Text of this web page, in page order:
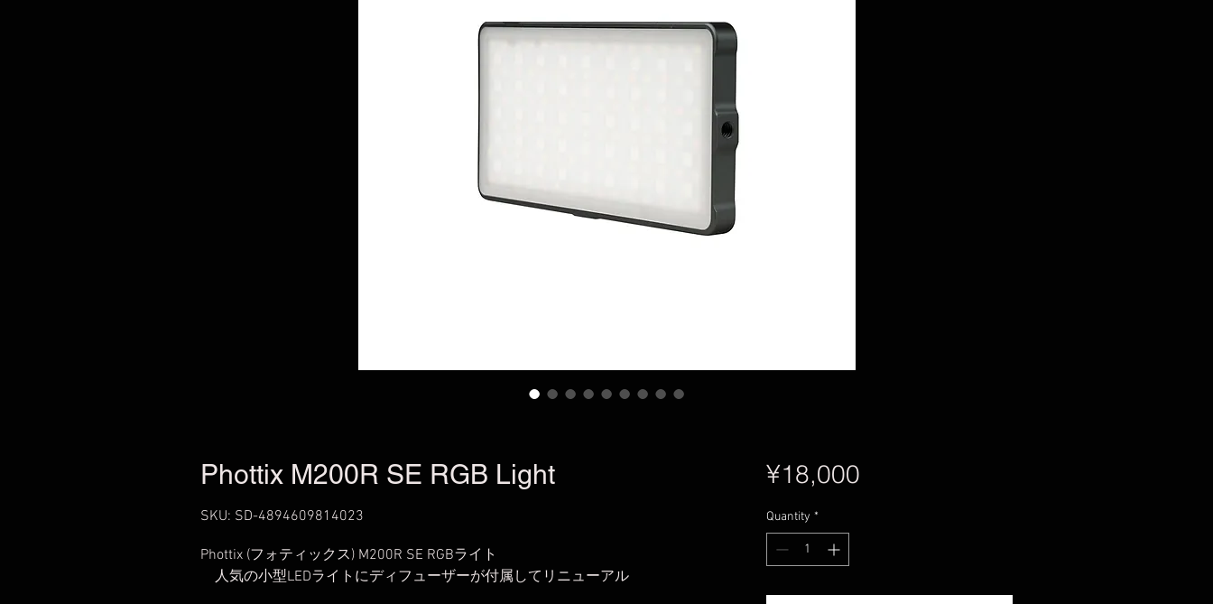
Phottix M200R SE RGB Light
SKU: SD-4894609814023
Phottix (フォティックス) M200R SE RGBライト
人気の小型LEDライトにディフューザーが付属してリニューアル
¥18,000Price
Quantity *